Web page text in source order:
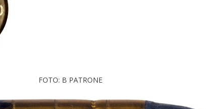
FOTO: B PATRONE